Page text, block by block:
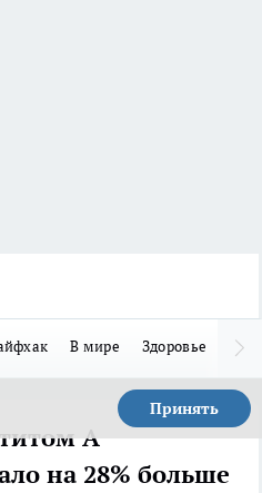
В мире Здоровье
Принять
А
на 28% больше